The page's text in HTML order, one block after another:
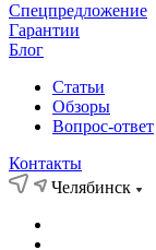
Спецпредложение
Гарантии
Блог
Статьи
Обзоры
Вопрос-ответ
Контакты
Челябинск